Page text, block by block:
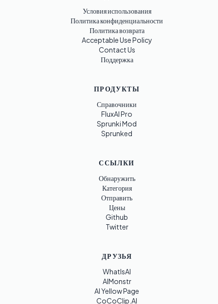
Условия использования
Политика конфиденциальности
Политика возврата
Acceptable Use Policy
Contact Us
Поддержка
ПРОДУКТЫ
Справочники
FluxAI Pro
Sprunki Mod
Sprunked
ССЫЛКИ
Обнаружить
Категория
Отправить
Цены
Github
Twitter
ДРУЗЬЯ
WhatIsAI
AIMonstr
AI Yellow Page
CoCoClip.AI